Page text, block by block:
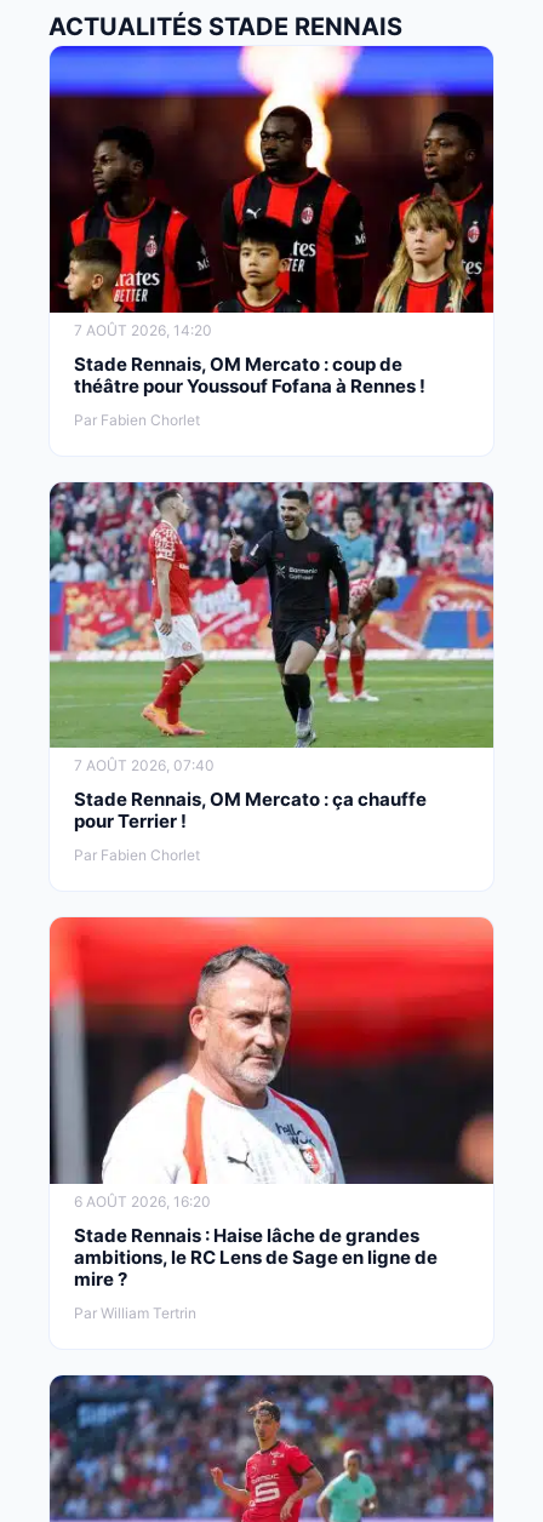
ACTUALITÉS STADE RENNAIS
7 AOÛT 2026, 14:20
Stade Rennais, OM Mercato : coup de
théâtre pour Youssouf Fofana à Rennes !
Par Fabien Chorlet
7 AOÛT 2026, 07:40
Stade Rennais, OM Mercato : ça chauffe
pour Terrier !
Par Fabien Chorlet
6 AOÛT 2026, 16:20
Stade Rennais : Haise lâche de grandes
ambitions, le RC Lens de Sage en ligne de
mire ?
Par William Tertrin